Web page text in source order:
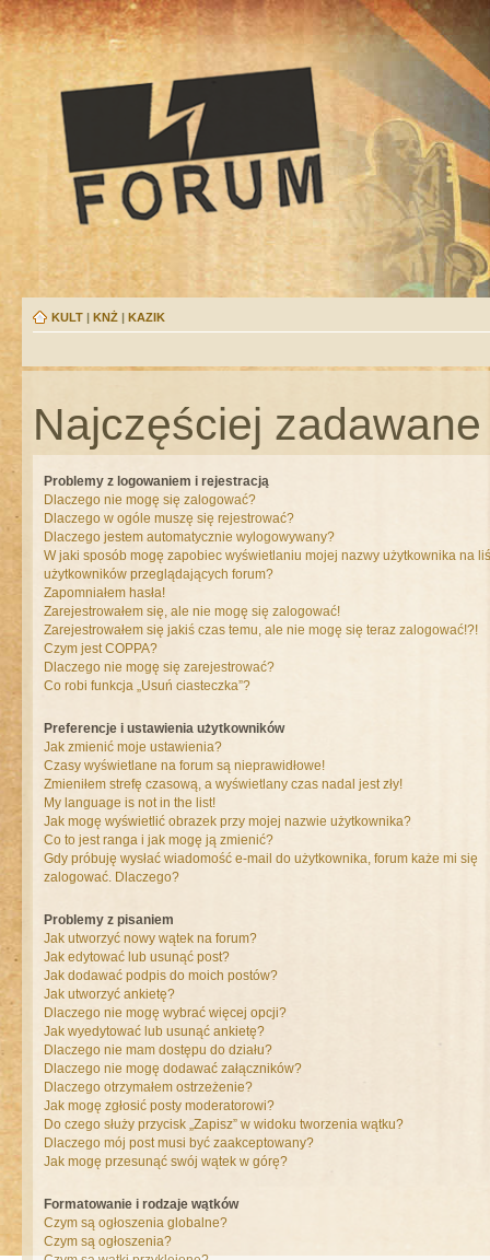
KULT | KNŻ | KAZIK
Najczęściej
Problemy z logowaniem i rejestracją
Dlaczego nie mogę się zalogować?
Dlaczego w ogóle muszę się rejestrować?
Dlaczego jestem automatycznie wylogowywany?
W jaki sposób mogę zapobiec wyświetlaniu mojej nazwy użytkownika na
użytkowników przeglądających forum?
Zapomniałem hasła!
Zarejestrowałem się, ale nie mogę się zalogować!
Zarejestrowałem się jakiś czas temu, ale nie mogę się teraz zalogować!?!
Czym jest COPPA?
Dlaczego nie mogę się zarejestrować?
Co robi funkcja „Usuń ciasteczka”?
Preferencje i ustawienia użytkowników
Jak zmienić moje ustawienia?
Czasy wyświetlane na forum są nieprawidłowe!
Zmieniłem strefę czasową, a wyświetlany czas nadal jest zły!
My language is not in the list!
Jak mogę wyświetlić obrazek przy mojej nazwie użytkownika?
Co to jest ranga i jak mogę ją zmienić?
Gdy próbuję wysłać wiadomość e-mail do użytkownika, forum każe mi się
zalogować. Dlaczego?
Problemy z pisaniem
Jak utworzyć nowy wątek na forum?
Jak edytować lub usunąć post?
Jak dodawać podpis do moich postów?
Jak utworzyć ankietę?
Dlaczego nie mogę wybrać więcej opcji?
Jak wyedytować lub usunąć ankietę?
Dlaczego nie mam dostępu do działu?
Dlaczego nie mogę dodawać załączników?
Dlaczego otrzymałem ostrzeżenie?
Jak mogę zgłosić posty moderatorowi?
Do czego służy przycisk „Zapisz” w widoku tworzenia wątku?
Dlaczego mój post musi być zaakceptowany?
Jak mogę przesunąć swój wątek w górę?
Formatowanie i rodzaje wątków
Czym są ogłoszenia globalne?
Czym są ogłoszenia?